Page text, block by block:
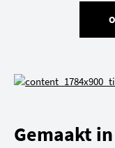
Gemaakt